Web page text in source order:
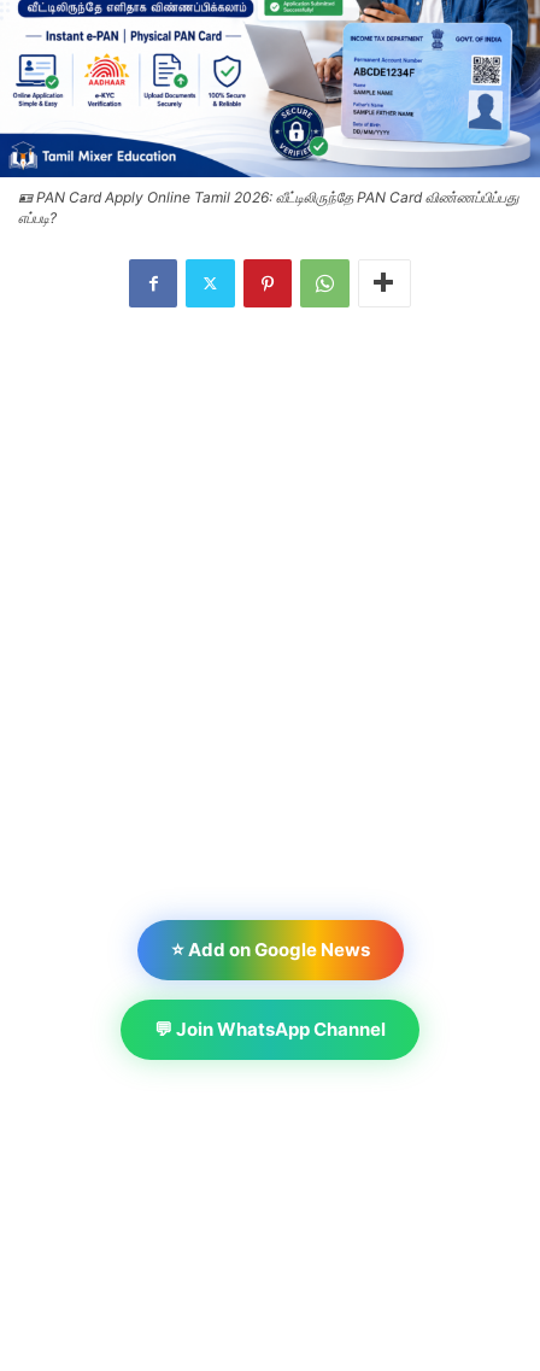
🪪 PAN Card Apply Online Tamil 2026: வீட்டிலிருந்தே PAN Card விண்ணப்பிப்பது
எப்படி?
⭐ Add on Google News
💬 Join WhatsApp Channel